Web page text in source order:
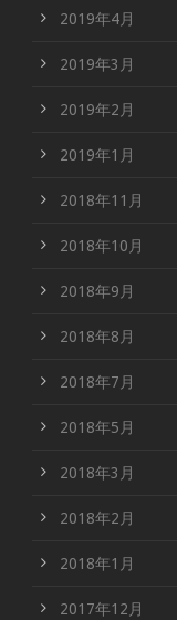
2019年4月
2019年3月
2019年2月
2019年1月
2018年11月
2018年10月
2018年9月
2018年8月
2018年7月
2018年5月
2018年3月
2018年2月
2018年1月
2017年12月